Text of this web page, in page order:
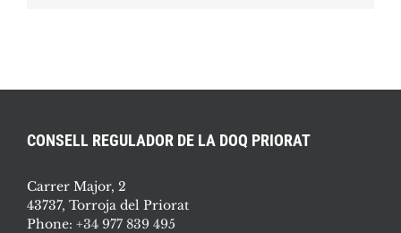
CONSELL REGULADOR DE LA DOQ PRIORAT
Carrer Major, 2
43737, Torroja del Priorat
Phone: +34 977 839 495